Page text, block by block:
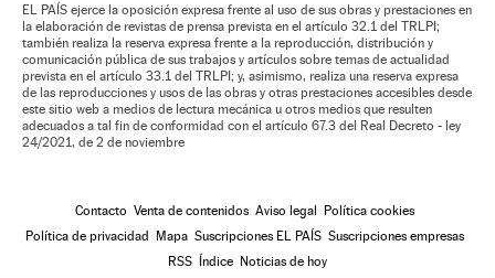
EL PAÍS ejerce la oposición expresa frente al uso de sus obras y prestaciones en
la elaboración de revistas de prensa prevista en el artículo 32.1 del TRLPI;
también realiza la reserva expresa frente a la reproducción, distribución y
comunicación pública de sus trabajos y artículos sobre temas de actualidad
prevista en el artículo 33.1 del TRLPI; y, asimismo, realiza una reserva expresa
de las reproducciones y usos de las obras y otras prestaciones accesibles desde
este sitio web a medios de lectura mecánica u otros medios que resulten
adecuados a tal fin de conformidad con el artículo 67.3 del Real Decreto - ley
24/2021, de 2 de noviembre
Contacto Venta de contenidos Aviso legal Política cookies
Política de privacidad Mapa Suscripciones EL PAÍS Suscripciones empresas
RSS Índice Noticias de hoy